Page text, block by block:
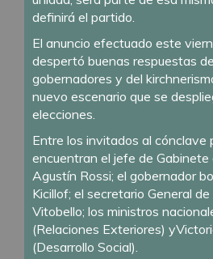
definirá el partido.
El anuncio efectuado este
despertó buenas respuestas
gobernadores y del
nuevo escenario que se
elecciones.
Entre los invitados al cónclave
encuentran el jefe de Gabinete
Agustín Rossi; el gobernador
Kicillof; el secretario General de
Vitobello; los ministros
(Relaciones Exteriores)
(Desarrollo Social).